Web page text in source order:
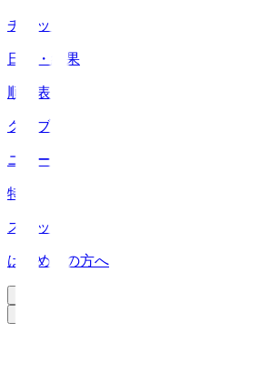
チケット
日程・結果
順位表
クラブ
ニュース
特集
スタッツ
はじめての方へ